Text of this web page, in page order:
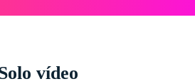
vídeo